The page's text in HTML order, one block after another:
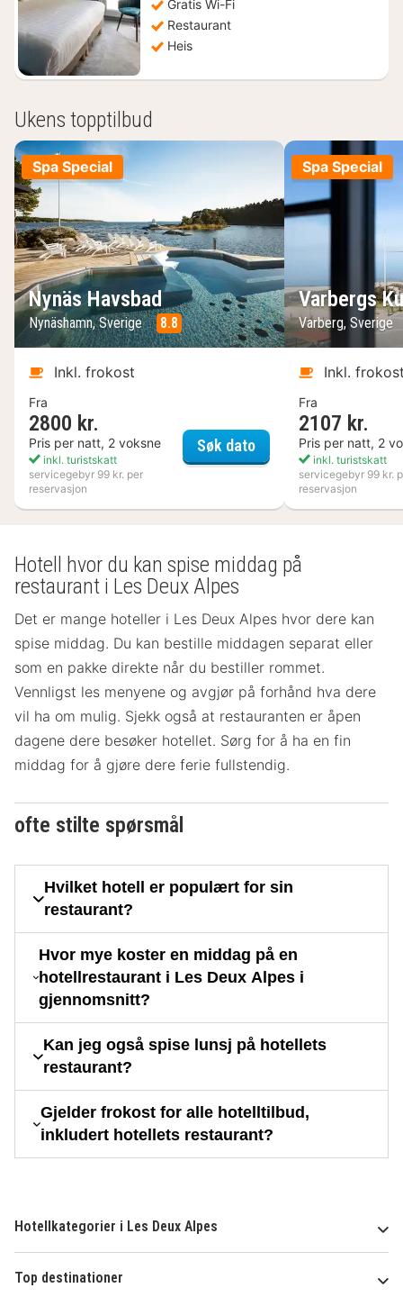
Gratis Wi-Fi
Restaurant
Heis
Ukens topptilbud
Spa Special
Nynäs Havsbad
Nynäshamn, Sverige 8.8
Inkl. frokost
Fra
2800 kr.
Pris per natt, 2 voksne
inkl. turistskatt
servicegebyr 99 kr. per
reservasjon
Søk datoNynäs Havsbad
Spa Special
Varbergs
Varberg, Sverige
Inkl.
Fra
2107 kr.
Pris per natt, 2
inkl. turistskatt
servicegebyr 99 kr.
reservasjon
Hotell hvor du kan spise middag på
restaurant i Les Deux Alpes
Det er mange hoteller i Les Deux Alpes hvor dere kan
spise middag. Du kan bestille middagen separat eller
som en pakke direkte når du bestiller rommet.
Vennligst les menyene og avgjør på forhånd hva dere
vil ha om mulig. Sjekk også at restauranten er åpen
dagene dere besøker hotellet. Sørg for å ha en fin
middag for å gjøre dere ferie fullstendig.
ofte stilte spørsmål
Hvilket hotell er populært for sin
restaurant?
Hvor mye koster en middag på en
hotellrestaurant i Les Deux Alpes i
gjennomsnitt?
Kan jeg også spise lunsj på hotellets
restaurant?
Gjelder frokost for alle hotelltilbud,
inkludert hotellets restaurant?
Hotellkategorier i Les Deux Alpes
Top destinationer